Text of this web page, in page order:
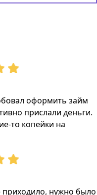
оформить займ
прислали деньги.
то копейки на
приходило, нужно было